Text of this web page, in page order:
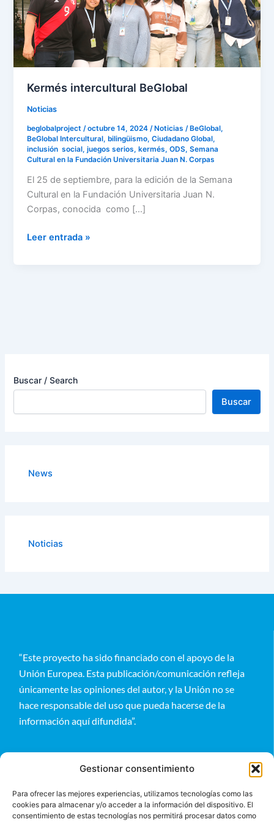
Gestionar consentimiento
Para ofrecer las mejores experiencias, utilizamos tecnologías como las
cookies para almacenar y/o acceder a la información del dispositivo. El
consentimiento de estas tecnologías nos permitirá procesar datos como
Kermés intercultural BeGlobal
Noticias
beglobalproject/octubre 14, 2024/ Noticias / BeGlobal,
BeGlobal Intercultural, bilingüismo,Ciudadano Global,
inclusión social,juegos serios, kermés,ODS,Semana
Cultural en la Fundación Universitaria Juan N. Corpas
El 25 de septiembre, para la edición de la Semana
Cultural en la Fundación Universitaria Juan N.
Corpas, conocida como […]
Leer entrada »
Buscar / Search
Buscar
News
Noticias
“Este proyecto ha sido financiado con el apoyo de la
Unión Europea. Esta publicación/comunicación refleja
únicamente las opiniones del autor, y la Unión no se
hace responsable del uso que pueda hacerse de la
información aquí difundida”.
Entérate